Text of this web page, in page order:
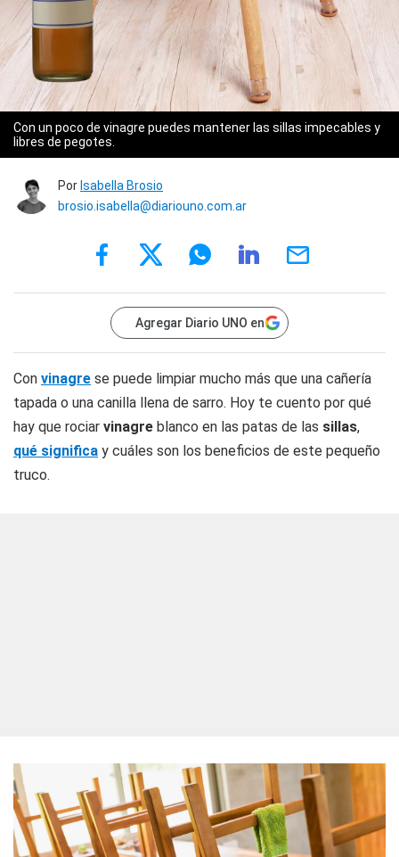
Con un poco de vinagre puedes mantener las sillas impecables y
libres de pegotes.
Por Isabella Brosio
brosio.isabella@diariouno.com.ar
Agregar Diario UNO en
Con vinagre se puede limpiar mucho más que una cañería
tapada o una canilla llena de sarro. Hoy te cuento por qué
hay que rociar vinagre blanco en las patas de las sillas,
qué significa y cuáles son los beneficios de este pequeño
truco.